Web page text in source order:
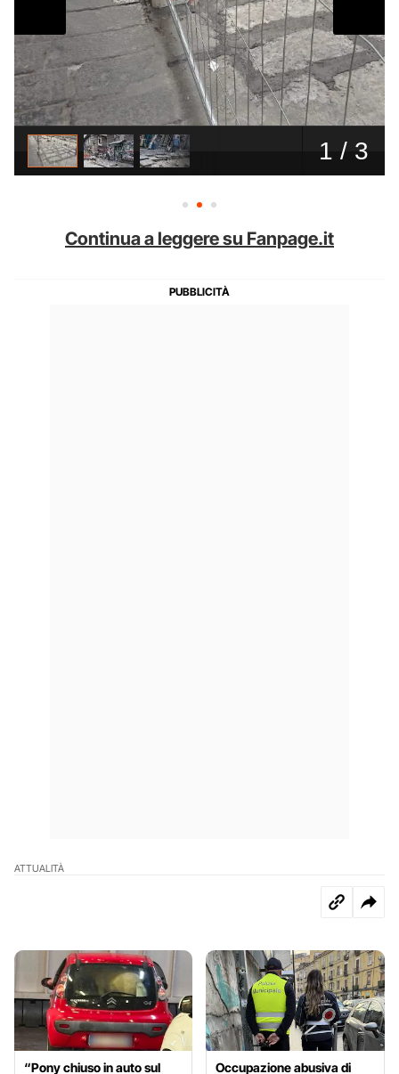
Continua a leggere su Fanpage.it
ATTUALITÀ
“Pony chiuso in auto sul
Occupazione abusiva di